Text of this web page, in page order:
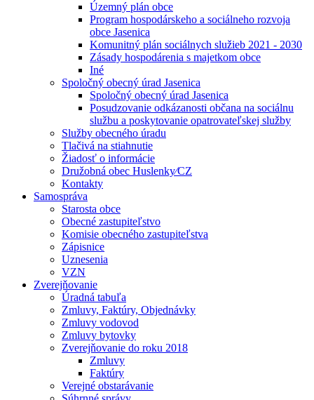
Územný plán obce
Program hospodárskeho a sociálneho rozvoja
obce Jasenica
Komunitný plán sociálnych služieb 2021 - 2030
Zásady hospodárenia s majetkom obce
Iné
Spoločný obecný úrad Jasenica
Spoločný obecný úrad Jasenica
Posudzovanie odkázanosti občana na sociálnu
službu a poskytovanie opatrovateľskej služby
Služby obecného úradu
Tlačivá na stiahnutie
Žiadosť o informácie
Družobná obec Huslenky⁄CZ
Kontakty
Samospráva
Starosta obce
Obecné zastupiteľstvo
Komisie obecného zastupiteľstva
Zápisnice
Uznesenia
VZN
Zverejňovanie
Úradná tabuľa
Zmluvy, Faktúry, Objednávky
Zmluvy vodovod
Zmluvy bytovky
Zverejňovanie do roku 2018
Zmluvy
Faktúry
Verejné obstarávanie